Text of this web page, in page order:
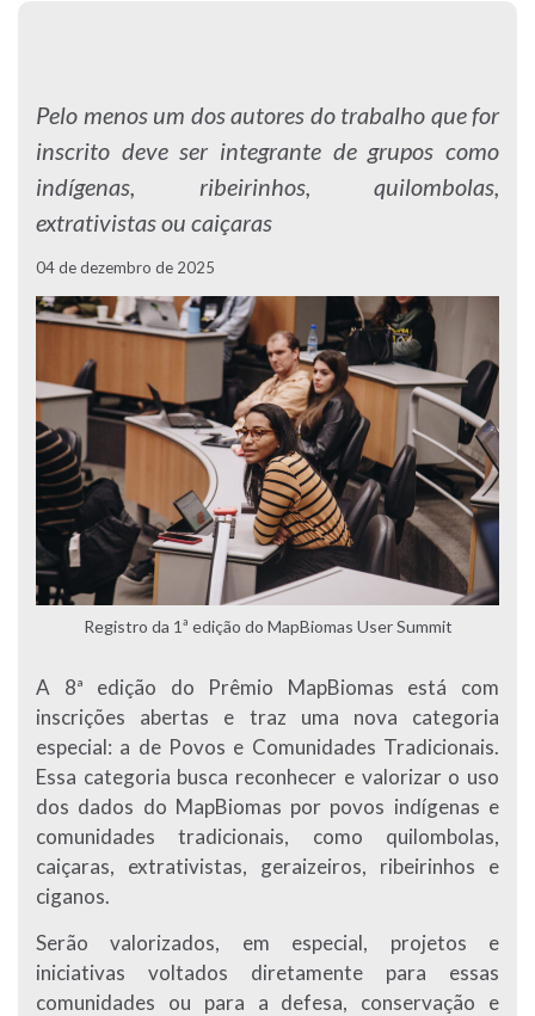
Pelo menos um dos autores do trabalho que for
inscrito deve ser integrante de grupos como
indígenas, ribeirinhos, quilombolas,
extrativistas ou caiçaras
04 de dezembro de 2025
Registro da 1ª edição do MapBiomas User Summit
A 8ª edição do Prêmio MapBiomas está com
inscrições abertas e traz uma nova categoria
especial: a de Povos e Comunidades Tradicionais.
Essa categoria busca reconhecer e valorizar o uso
dos dados do MapBiomas por povos indígenas e
comunidades tradicionais, como quilombolas,
caiçaras, extrativistas, geraizeiros, ribeirinhos e
ciganos.
Serão valorizados, em especial, projetos e
iniciativas voltados diretamente para essas
comunidades ou para a defesa, conservação e